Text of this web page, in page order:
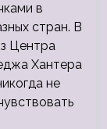
в
стран. В
Центра
Хантера
не